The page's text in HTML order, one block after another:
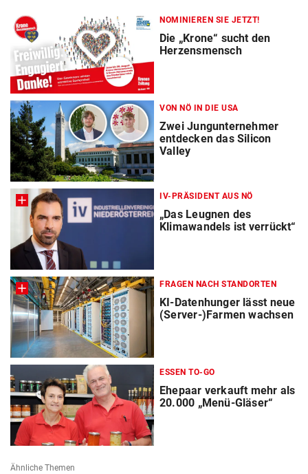
NOMINIEREN SIE JETZT!
Die „Krone“ sucht den
Herzensmensch
VON NÖ IN DIE USA
Zwei Jungunternehmer
entdecken das Silicon
Valley
IV-PRÄSIDENT AUS NÖ
„Das Leugnen des
Klimawandels ist verrückt“
FRAGEN NACH STANDORTEN
KI-Datenhunger lässt neue
(Server-)Farmen wachsen
ESSEN TO-GO
Ehepaar verkauft mehr als
20.000 „Menü-Gläser“
Ähnliche Themen